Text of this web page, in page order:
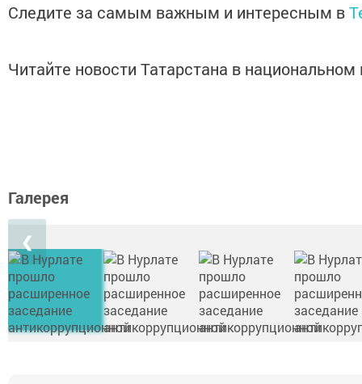
Следите за самым важным и интересным в
Читайте новости Татарстана в
Галерея
❮